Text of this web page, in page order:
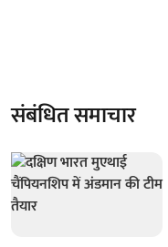
संबंधित समाचार